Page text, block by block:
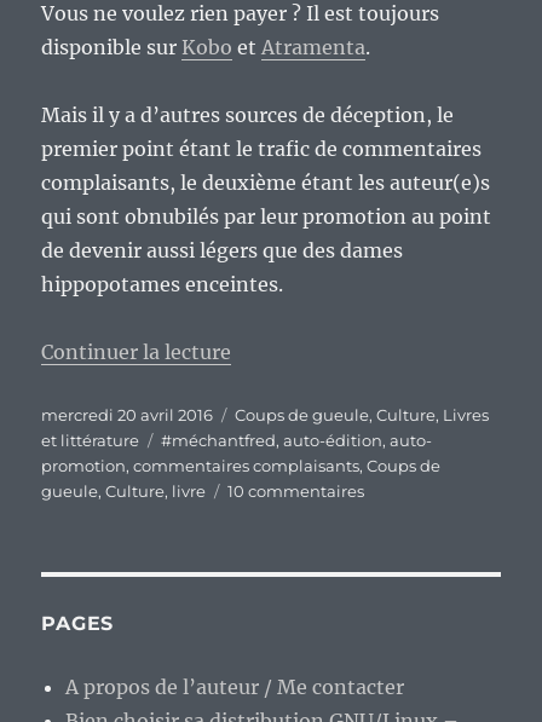
Vous ne voulez rien payer ? Il est toujours
disponible sur Kobo etAtramenta.
Mais il y a d’autres sources de déception, le
premier point étant le trafic de commentaires
complaisants, le deuxième étant les auteur(e)s
qui sont obnubilés par leur promotion au point
de devenir aussi légers que des dames
hippopotames enceintes.
Continuer la lecture
Publié
le
mercredi 20 avril 2016 Catégories
Coups de gueule,Culture, Livres
et littérature
Étiquettes
#méchantfred,auto-édition,auto-
promotion,commentaires complaisants,Coups de
gueule,Culture, livre 10 commentairessur
grand
PAGES
A propos de l’auteur / Me contacter